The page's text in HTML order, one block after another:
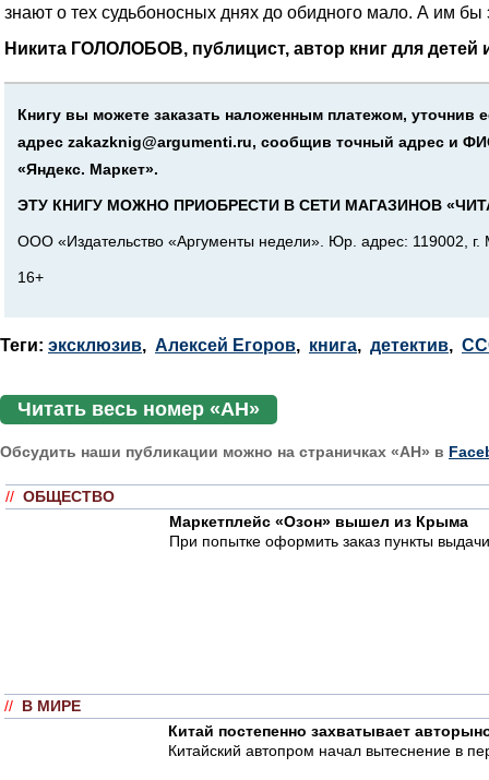
знают о тех судьбоносных днях до обидного мало. А им
Никита ГОЛОЛОБОВ, публицист, автор книг для
Книгу вы можете заказать наложенным платежом, уточнив
адрес zakazknig@argumenti.ru, сообщив точный адрес и
«Яндекс. Маркет».
ЭТУ КНИГУ МОЖНО ПРИОБРЕСТИ В СЕТИ МАГАЗИНОВ
ООО «Издательство «Аргументы недели». Юр. адрес: 119002,
16+
Теги: эксклюзив, Алексей Егоров, книга, детектив,
Читать весь номер «АН»
Обсудить наши публикации можно на страничках «АН» в
// ОБЩЕСТВО
Маркетплейс «Озон» вышел из Крыма
При попытке оформить заказ пункты
// В МИРЕ
Китай постепенно захватывает
Китайский автопром начал вытеснение в